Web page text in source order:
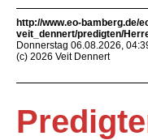
http://www.eo-bamberg.de/
veit_dennert/predigten/
Donnerstag 06.08.2026,
(c) 2026 Veit Dennert